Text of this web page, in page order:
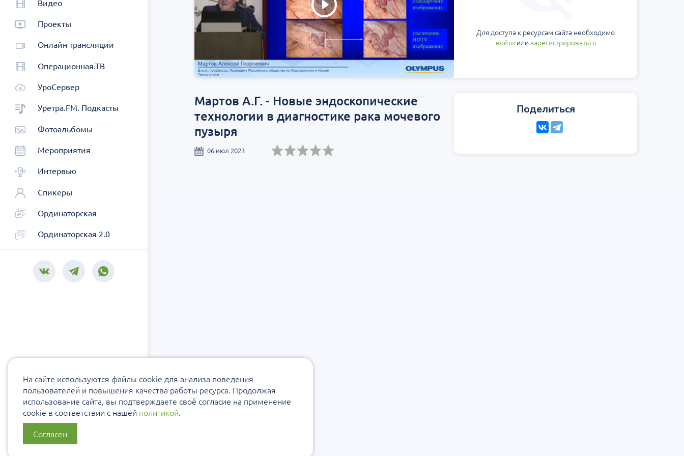
Видео
Проекты
Онлайн трансляции
Операционная.ТВ
УроСервер
Уретра.FM. Подкасты
Фотоальбомы
Мероприятия
Интервью
Спикеры
Ординаторская
Ординаторская 2.0
Для доступа к ресурсам сайта необходимо
войти или зарегистрироваться
Поделиться
Мартов А.Г. - Новые эндоскопические
технологии в диагностике рака мочевого
пузыря
06 июл 2023
На сайте используются файлы cookie для анализа поведения
пользователей и повышения качества работы ресурса. Продолжая
использование сайта, вы подтверждаете своё согласие на применение
cookie в соответствии с нашей политикой.
Согласен